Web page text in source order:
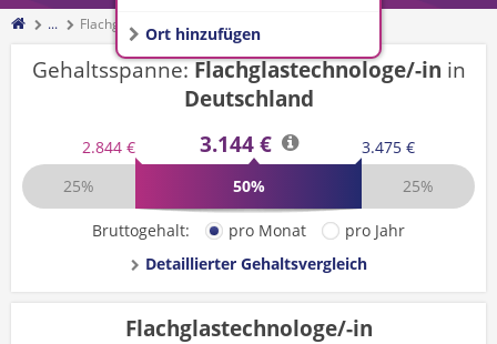
Ort hinzufügen
... Flachglastechnologe/-in
Gehaltsspanne:Flachglastechnologe/-in in
Deutschland
2.844 € 3.144 €
3.475 €
25%
50% 25%
Bruttogehalt: pro Monat
pro Jahr
Detaillierter Gehaltsvergleich
Flachglastechnologe/-in